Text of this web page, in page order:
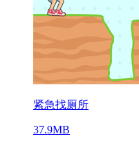
紧急找厕所
37.9MB